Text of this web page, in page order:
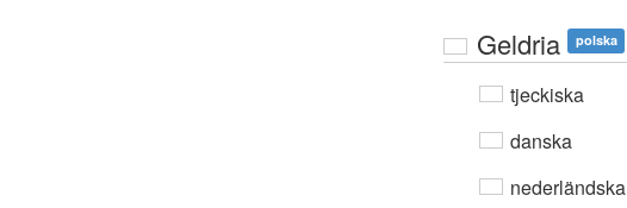
Geldria polska
tjeckiska
danska
nederländska